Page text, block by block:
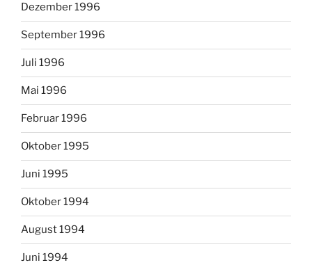
Dezember 1996
September 1996
Juli 1996
Mai 1996
Februar 1996
Oktober 1995
Juni 1995
Oktober 1994
August 1994
Juni 1994